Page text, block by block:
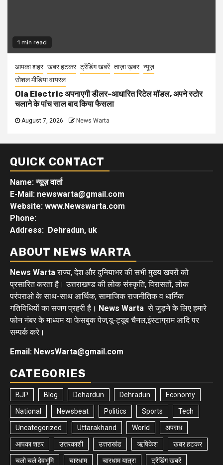
1 min read
आपका शहर खबर हटकर ट्रेंडिंग खबरें ताज़ा ख़बर न्यूज़
सोशल मीडिया वायरल
Ola Electric अपनाएगी डीलर-आधारित रिटेल मॉडल, अपने स्टोर
चलाने के पांच साल बाद किया फैसला
August 7, 2026 News Warta
QUICK CONTACT
Name: न्यूज़ वार्ता
E-Mail: newswarta@gmail.com
Website: www.Newswarta.com
Phone:
Address: Dehradun, uk
ABOUT NEWS WARTA
News Wartaराज्य, देश और दुनियाभर की सभी मुख्य खबरों को
प्रसारित करता है। उत्तराखण्ड की लोक संस्कृति, विरासतों, लोक
परंपराओ के साथ-साथ आर्थिक, सामाजिक राजनीतिक व धार्मिक
गतिविधियों का सजग प्रहरी है। News Warta से जुड़ने के लिए हमारे
फोन नंबर के माध्यम या फेसबुक पेज,यू-ट्यूब चैनल,इंस्टाग्राम आदि पर
सम्पर्क करे।
Email: NewsWarta@gmail.com
CATEGORIES
BJP Blog Dehardun Dehradun Economy
National Newsbeat Politics Sports Tech
Uncategorized Uttarakhand World अपराध
आपका शहर उत्तरकाशी उत्तराखंड ऋषिकेश खबर हटकर
चलो चले देवभूमि चारधाम चारधाम यात्रा ट्रेंडिंग खबरें